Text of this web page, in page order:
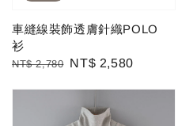
車縫線裝飾透膚針織POLO
衫
Regular
NT$ 2,780 Sale
NT$ 2,580